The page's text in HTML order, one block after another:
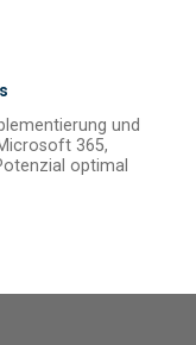
und
365,
optimal